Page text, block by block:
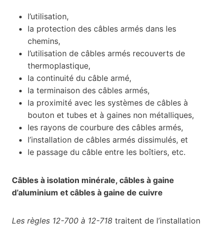
l’utilisation,
la protection des câbles armés dans les
chemins,
l’utilisation de câbles armés recouverts de
thermoplastique,
la continuité du câble armé,
la terminaison des câbles armés,
la proximité avec les systèmes de câbles à
bouton et tubes et à gaines non métalliques,
les rayons de courbure des câbles armés,
l’installation de câbles armés dissimulés, et
le passage du câble entre les boîtiers, etc.
Câbles à isolation minérale, câbles à gaine
d’aluminium et câbles à gaine de cuivre
Les règles 12-700 à 12-718 traitent de l’installation